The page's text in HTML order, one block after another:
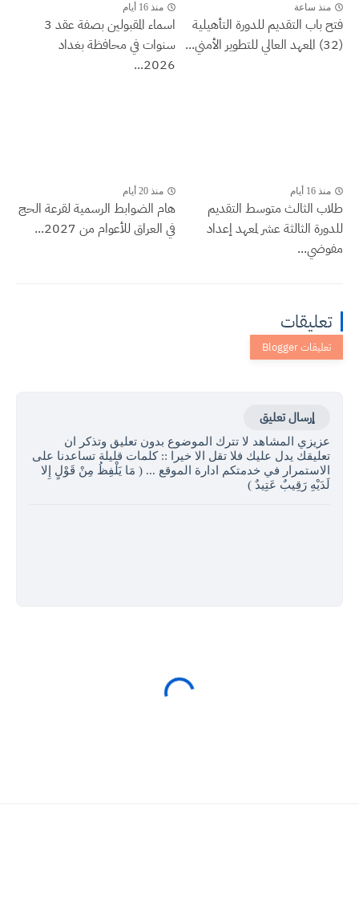
منذ ساعة
فتح باب التقديم للدورة التأهيلية
(32) المعهد العالي للتطوير الأمني...
منذ 16 أيام
اسماء المقبولين بصفة عقد 3
سنوات في محافظة بغداد
2026...
منذ 16 أيام
طلاب الثالث متوسط التقديم
للدورة الثالثة عشر لمعهد إعداد
مفوضي...
منذ 20 أيام
هام الضوابط الرسمية لقرعة الحج
في العراق للأعوام من 2027...
تعليقات
إرسال تعليق
عزيزي المشاهد لا تترك الموضوع بدون تعليق وتذكر ان
تعليقك يدل عليك فلا تقل الا خيرا :: كلمات قليلة تساعدنا على
الاستمرار في خدمتكم ادارة الموقع ... ( مَا يَلْفِظُ مِنْ قَوْلٍ إِلا
لَدَيْهِ رَقِيبٌ عَتِيدٌ )